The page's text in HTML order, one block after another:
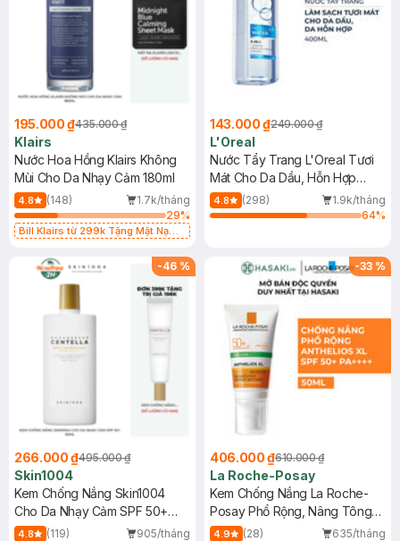
195.000 ₫435.000 ₫
Klairs
Nước Hoa Hồng Klairs Không
Mùi Cho Da Nhạy Cảm 180ml
4.8 (148)
1.7k/tháng
29%
Bill Klairs từ 299k Tặng Mặt Nạ
25ml (SL Có Hạn)
143.000 ₫249.000 ₫
L'Oreal
Nước Tẩy Trang L'Oreal Tươi
Mát Cho Da Dầu, Hỗn Hợp
400ml
4.8 (298)
1.9k/tháng
64%
-46 %
266.000 ₫495.000 ₫
Skin1004
Kem Chống Nắng Skin1004
Cho Da Nhạy Cảm SPF 50+
50ml
4.8 (119)
905/tháng
-33 %
406.000 ₫610.000 ₫
La Roche-Posay
Kem Chống Nắng La Roche-
Posay Phổ Rộng, Nâng Tông
Kiềm Dầu 50ml
4.9 (28)
635/tháng